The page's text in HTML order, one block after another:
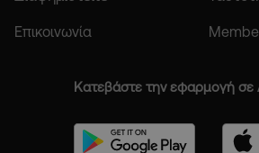
Επικοινωνία
Κατεβάστε την εφαρμογή σε